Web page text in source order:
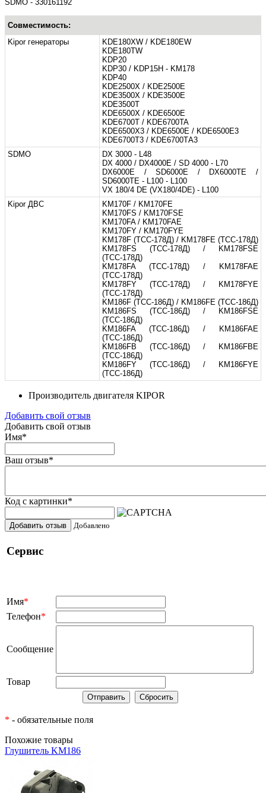
SDMO - 330161192
Совместимость:
Kipor генераторы
KDE180XW / KDE180EW
KDE180TW
KDP20
KDP30 / KDP15H - KM178
KDP40
KDE2500X / KDE2500E
KDE3500X / KDE3500E
KDE3500T
KDE6500X / KDE6500E
KDE6700T / KDE6700TA
KDE6500X3 / KDE6500E / KDE6500E3
KDE6700T3 / KDE6700TА3
SDMO
DX 3000 - L48
DX 4000 / DX4000E / SD 4000 - L70
DX6000E / SD6000E / DX6000TE /
SD6000TE - L100 - L100
VX 180/4 DE (VX180/4DE) - L100
Kipor ДВС
KM170F / KM170FE
KM170FS / KM170FSE
KM170FA / KM170FAE
KM170FY / KM170FYE
KM178F (ТСС-178Д) / KM178FE (ТСС-178Д)
KM178FS (ТСС-178Д) / KM178FSE
(ТСС-178Д)
KM178FA (ТСС-178Д) / KM178FAE
(ТСС-178Д)
KM178FY (ТСС-178Д) / KM178FYE
(ТСС-178Д)
KM186F (ТСС-186Д) / KM186FE (ТСС-186Д)
KM186FS (ТСС-186Д) / KM186FSE
(ТСС-186Д)
KM186FA (ТСС-186Д) / KM186FAE
(ТСС-186Д)
KM186FB (ТСС-186Д) / KM186FBE
(ТСС-186Д)
KM186FY (ТСС-186Д) / KM186FYE
(ТСС-186Д)
Производитель двигателя KIPOR
Добавить свой отзыв
Добавить свой отзыв
Имя*
Ваш отзыв*
Код с картинки*
Добавить отзыв Добавлено
Сервис
Имя*
Телефон*
Сообщение
Товар
* - обязательные поля
Похожие товары
Глушитель KM186